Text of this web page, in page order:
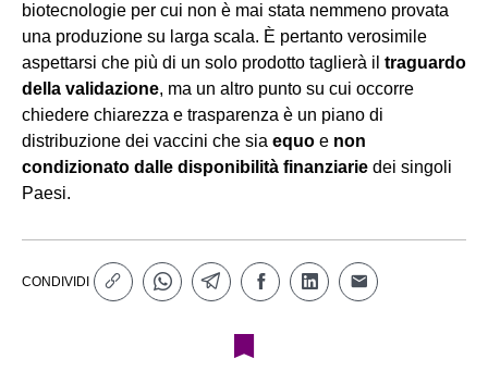
biotecnologie per cui non è mai stata nemmeno provata
una produzione su larga scala. È pertanto verosimile
aspettarsi che più di un solo prodotto taglierà il traguardo
della validazione, ma un altro punto su cui occorre
chiedere chiarezza e trasparenza è un piano di
distribuzione dei vaccini che sia equo e non
condizionato dalle disponibilità finanziarie dei singoli
Paesi.
CONDIVIDI